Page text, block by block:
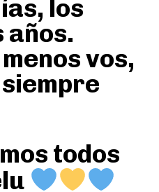
los
años.
vos,
todos